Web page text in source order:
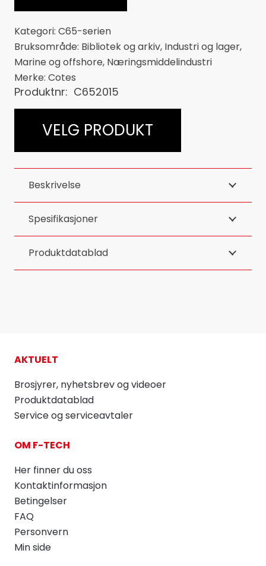
Kategori: C65-serien
Bruksområde: Bibliotek og arkiv, Industri og lager,
Marine og offshore, Næringsmiddelindustri
Merke: Cotes
Produktnr: C652015
VELG PRODUKT
Beskrivelse
Spesifikasjoner
Produktdatablad
AKTUELT
Brosjyrer, nyhetsbrev og videoer
Produktdatablad
Service og serviceavtaler
OM F-TECH
Her finner du oss
Kontaktinformasjon
Betingelser
FAQ
Personvern
Min side